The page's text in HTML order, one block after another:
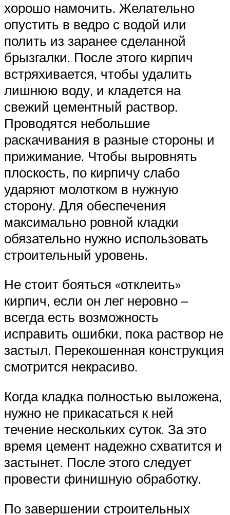
хорошо намочить. Желательно
опустить в ведро с водой или
полить из заранее сделанной
брызгалки. После этого кирпич
встряхивается, чтобы удалить
лишнюю воду, и кладется на
свежий цементный раствор.
Проводятся небольшие
раскачивания в разные стороны и
прижимание. Чтобы выровнять
плоскость, по кирпичу слабо
ударяют молотком в нужную
сторону. Для обеспечения
максимально ровной кладки
обязательно нужно использовать
строительный уровень.
Не стоит бояться «отклеить»
кирпич, если он лег неровно –
всегда есть возможность
исправить ошибки, пока раствор не
застыл. Перекошенная конструкция
смотрится некрасиво.
Когда кладка полностью выложена,
нужно не прикасаться к ней
течение нескольких суток. За это
время цемент надежно схватится и
застынет. После этого следует
провести финишную обработку.
По завершении строительных